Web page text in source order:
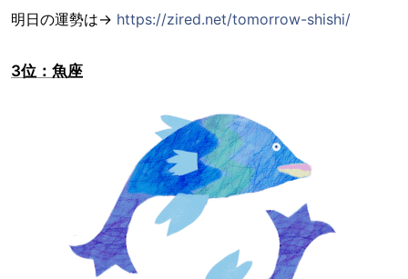
明日の運勢は→ https://zired.net/tomorrow-shishi/
3位：魚座